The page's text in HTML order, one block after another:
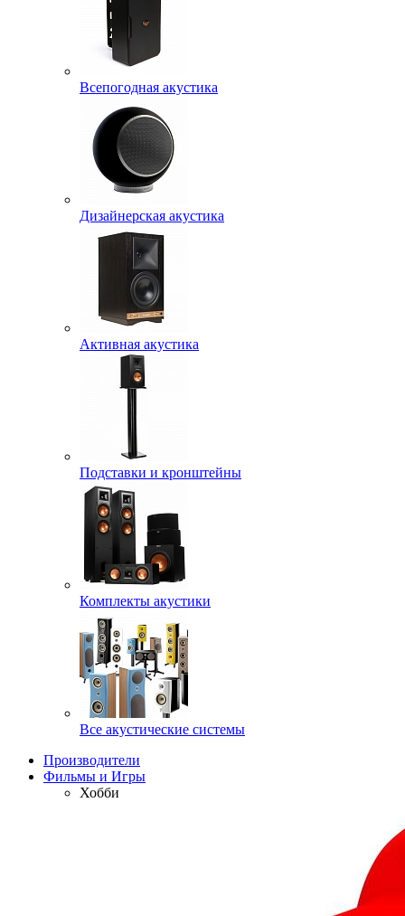
Всепогодная акустика
Дизайнерская акустика
Активная акустика
Подставки и кронштейны
Комплекты акустики
Все акустические системы
Производители
Фильмы и Игры
Хобби